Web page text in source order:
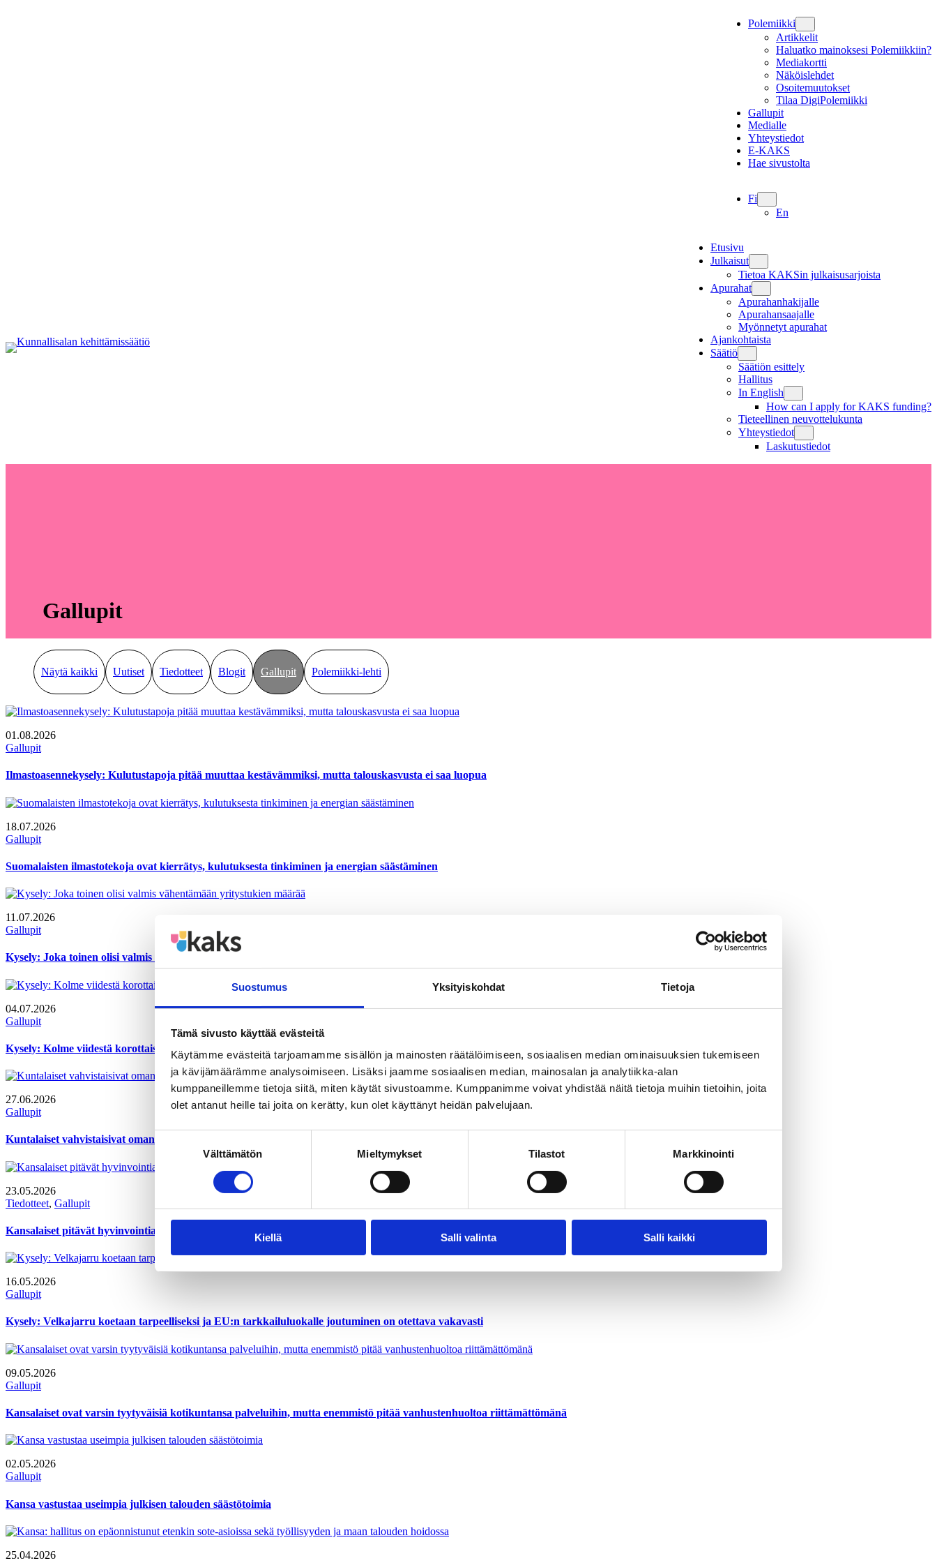
Suostumus Yksityiskohdat Tietoja
Tämä sivusto käyttää evästeitä
Käytämme evästeitä tarjoamamme sisällön ja mainosten räätälöimiseen, sosiaalisen median ominaisuuksien tukemiseen
ja kävijämäärämme analysoimiseen. Lisäksi jaamme sosiaalisen median, mainosalan ja analytiikka-alan
kumppaneillemme tietoja siitä, miten käytät sivustoamme. Kumppanimme voivat yhdistää näitä tietoja muihin tietoihin, joita
olet antanut heille tai joita on kerätty, kun olet käyttänyt heidän palvelujaan.
Välttämätön Mieltymykset Tilastot Markkinointi
Kiellä Salli valinta Salli kaikki
Polemiikki
Artikkelit
Haluatko mainoksesi Polemiikkiin?
Mediakortti
Näköislehdet
Osoitemuutokset
Tilaa DigiPolemiikki
Gallupit
Medialle
Yhteystiedot
E-KAKS
Hae sivustolta
Fi
En
Etusivu
Julkaisut
Tietoa KAKSin julkaisusarjoista
Apurahat
Apurahanhakijalle
Apurahansaajalle
Myönnetyt apurahat
Ajankohtaista
Säätiö
Säätiön esittely
Hallitus
In English
How can I apply for KAKS funding?
Tieteellinen neuvottelukunta
Yhteystiedot
Laskutustiedot
Gallupit
Näytä kaikki Uutiset Tiedotteet Blogit Gallupit Polemiikki-lehti
01.08.2026
Gallupit
Ilmastoasennekysely: Kulutustapoja pitää muuttaa kestävämmiksi, mutta talouskasvusta ei saa luopua
18.07.2026
Gallupit
Suomalaisten ilmastotekoja ovat kierrätys, kulutuksesta tinkiminen ja energian säästäminen
11.07.2026
Gallupit
Kysely: Joka toinen olisi valmis vähentämään yritystukien määrää
04.07.2026
Gallupit
Kysely: Kolme viidestä korottaisi alkoholi- ja tupakkaveroja
27.06.2026
Gallupit
Kuntalaiset vahvistaisivat oman kunnan taloutta tehostamalla toimintaa
23.05.2026
Tiedotteet, Gallupit
Kansalaiset pitävät hyvinvointialueiden palveluja tärkeinä, mutta palvelujen koettu tärkeys ja koettu saatavuus eivät aina kohtaa
16.05.2026
Gallupit
Kysely: Velkajarru koetaan tarpeelliseksi ja EU:n tarkkailuluokalle joutuminen on otettava vakavasti
09.05.2026
Gallupit
Kansalaiset ovat varsin tyytyväisiä kotikuntansa palveluihin, mutta enemmistö pitää vanhustenhuoltoa riittämättömänä
02.05.2026
Gallupit
Kansa vastustaa useimpia julkisen talouden säästötoimia
25.04.2026